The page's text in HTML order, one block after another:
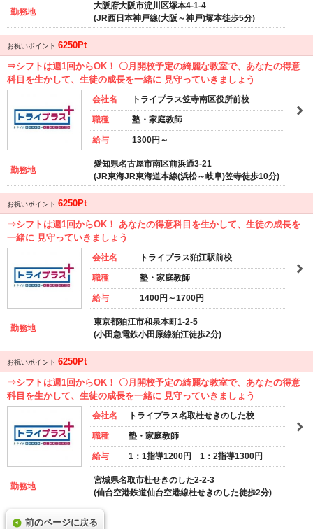
勤務地
大阪府大阪市淀川区塚本4-1-4
(JR西日本神戸線(大阪～神戸)塚本徒歩5分)
お祝いポイント 6250Pt
⇒シフトは週1回からOK！ 〇月開校予定の綺麗な教室で、あなたの得意
科目を生かして、生徒の成長を一緒に 見守っていきましょう
会社名 トライプラス笠寺南区役所前校
職種 塾・家庭教師
給与 1300円～
勤務地
愛知県名古屋市南区前浜通3-21
(JR東海JR東海道本線(浜松～岐阜)笠寺徒歩10分)
お祝いポイント 6250Pt
⇒シフトは週1回からOK！ あなたの得意科目を生かして、生徒の成長を
一緒に 見守っていきましょう
会社名 トライプラス狛江駅前校
職種 塾・家庭教師
給与 1400円～1700円
勤務地
東京都狛江市和泉本町1-2-5
(小田急電鉄小田原線狛江徒歩2分)
お祝いポイント 6250Pt
⇒シフトは週1回からOK！ 〇月開校予定の綺麗な教室で、あなたの得意
科目を生かして、生徒の成長を一緒に 見守っていきましょう
会社名 トライプラス名取杜せきのした校
職種 塾・家庭教師
給与 1：1指導1200円 1：2指導1300円
勤務地
宮城県名取市杜せきのした2-2-3
(仙台空港鉄道仙台空港線杜せきのした徒歩2分)
前のページに戻る